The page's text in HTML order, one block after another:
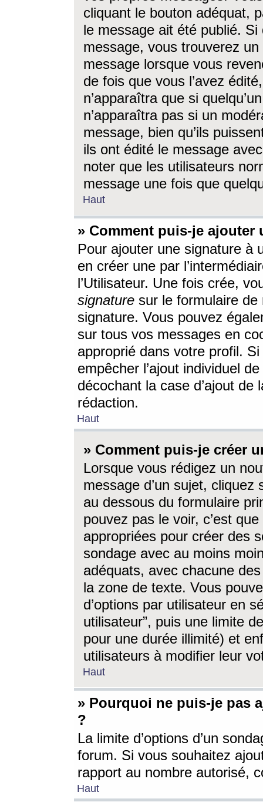
cliquant le bouton adéquat,
le message ait été publié. Si
message, vous trouverez
message lorsque vous
de fois que vous l’avez
n’apparaîtra que si
n’apparaîtra pas si un
message, bien qu’ils
ils ont édité le message
noter que les utilisateurs
message une fois que
Haut
» Comment puis-je ajouter
Pour ajouter une signature à
en créer une par
l’Utilisateur. Une fois crée,
signature sur le formulaire de
signature. Vous pouvez
sur tous vos messages en
approprié dans votre profil.
empêcher l’ajout individuel
décochant la case d’ajout
rédaction.
Haut
» Comment puis-je créer
Lorsque vous rédigez un
message d’un sujet, cliquez
au dessous du formulaire
pouvez pas le voir, c’est
appropriées pour créer des
sondage avec au moins
adéquats, avec chacune
la zone de texte. Vous
d’options par utilisateur en
utilisateur”, puis une limite
pour une durée illimité) et
utilisateurs à modifier leur
Haut
» Pourquoi ne puis-je pas
?
La limite d’options d’un
forum. Si vous souhaitez
rapport au nombre autorisé,
Haut